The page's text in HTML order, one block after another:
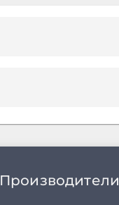
Производители